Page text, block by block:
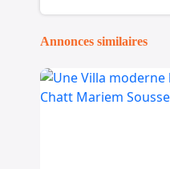
Annonces similaires